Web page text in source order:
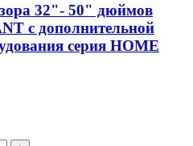
32"- 50" дюймов
с дополнительной
серия HOME